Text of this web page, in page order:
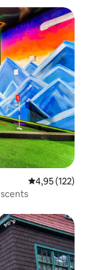
Évaluation
4,95 (122)